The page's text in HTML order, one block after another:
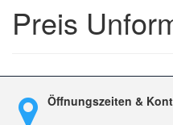
Preis
Öffnungszeiten &